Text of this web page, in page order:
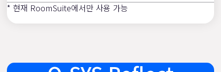
* 현재 RoomSuite에서만 사용 가능